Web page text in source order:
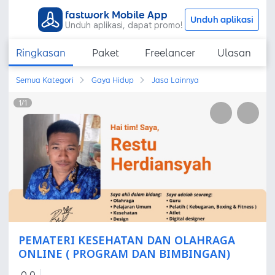
fastwork Mobile App
Unduh aplikasi, dapat promo! Unduh aplikasi
Ringkasan Paket Freelancer Ulasan
Semua Kategori Gaya Hidup Jasa Lainnya
1/1
PEMATERI KESEHATAN DAN OLAHRAGA
ONLINE ( PROGRAM DAN BIMBINGAN)